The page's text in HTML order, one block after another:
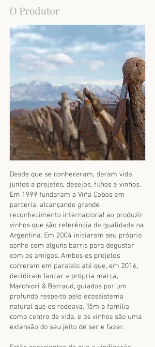
O Produtor
Desde que se conheceram, deram vida
juntos a projetos, desejos, filhos e vinhos.
Em 1999 fundaram a Viña Cobos em
parceria, alcançando grande
reconhecimento internacional ao produzir
vinhos que são referência de qualidade na
Argentina. Em 2004 iniciaram seu próprio
sonho com alguns barris para degustar
com os amigos. Ambos os projetos
correram em paralelo até que, em 2016,
decidiram lançar a própria marca,
Marchiori & Barraud, guiados por um
profundo respeito pelo ecossistema
natural que os rodeava. Têm a família
como centro de vida, e os vinhos são uma
extensão do seu jeito de ser e fazer.